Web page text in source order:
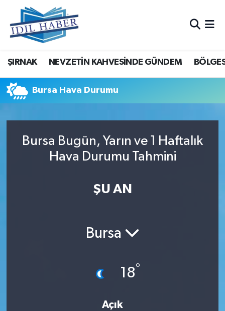
ŞIRNAK NEVZETİN KAHVESİNDE GÜNDEM
Bursa Hava Durumu
Bursa Bugün, Yarın ve 1 Haftalık
Hava Durumu Tahmini
ŞU AN
Bursa
18°
Açık
Nöbetçi Eczaneler
Hava Durumu
Trafik Durumu
Tüm Manşetler